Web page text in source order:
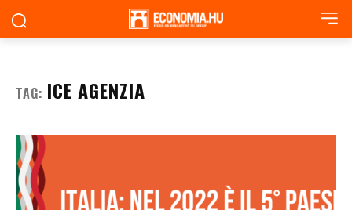
TAG: ICE AGENZIA